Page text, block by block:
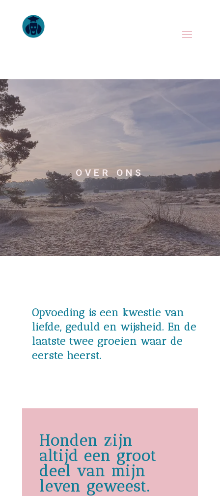
OVER ONS
Opvoeding is een kwestie van
liefde, geduld en wijsheid. En de
laatste twee groeien waar de
eerste heerst.
Honden zijn
altijd een groot
deel van mijn
leven geweest.